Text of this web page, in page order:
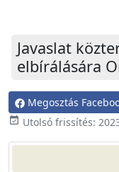
Javaslat
elbírálására
Megosztás
event_available Utolsó frissítés: